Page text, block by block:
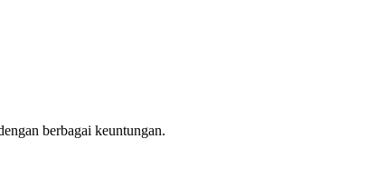
berbagai keuntungan.